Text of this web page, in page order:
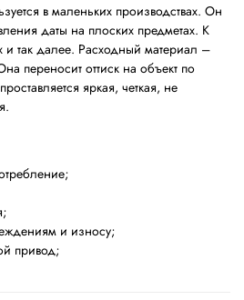
в маленьких производствах. Он
даты на плоских предметах. К
и так далее. Расходный материал –
переносит оттиск на объект по
яркая, четкая, не
и износу;
привод;